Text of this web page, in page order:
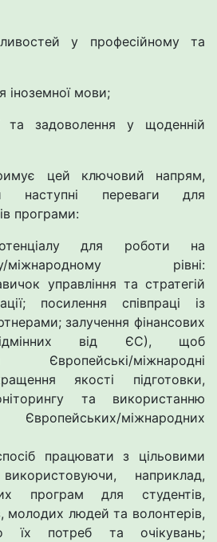
у професійному та
іноземної мови;
та задоволення у щоденній
цей ключовий напрям,
наступні переваги для
програми:
для роботи на
міжнародному рівні:
управління та стратегій
посилення співпраці із
залучення фінансових
від ЄС), щоб
Європейські/міжнародні
якості підготовки,
та використанню
міжнародних
працювати з цільовими
наприклад,
програм для студентів,
молодих людей та волонтерів,
їх потреб та очікувань;